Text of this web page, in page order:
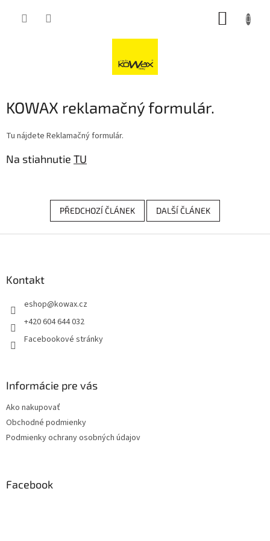
KOWAX reklamačný formulár.
Tu nájdete Reklamačný formulár.
Na stiahnutie TU
PŘEDCHOZÍ ČLÁNEK DALŠÍ ČLÁNEK
Kontakt
eshop@kowax.cz
+420 604 644 032
Facebookové stránky
Informácie pre vás
Ako nakupovať
Obchodné podmienky
Podmienky ochrany osobných údajov
Facebook